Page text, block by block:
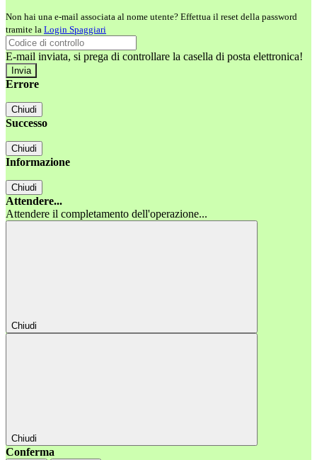
Non hai una e-mail associata al nome utente? Effettua il reset della password
tramite la Login Spaggiari
E-mail inviata, si prega di controllare la casella di posta elettronica!
Errore
Chiudi
Successo
Chiudi
Informazione
Chiudi
Attendere...
Attendere il completamento dell'operazione...
Chiudi
Chiudi
Conferma